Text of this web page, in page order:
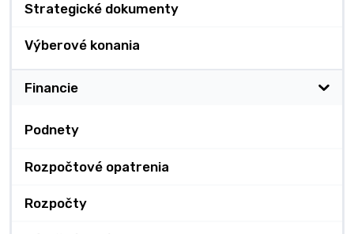
Strategické dokumenty
Výberové konania
Financie
Podnety
Rozpočtové opatrenia
Rozpočty